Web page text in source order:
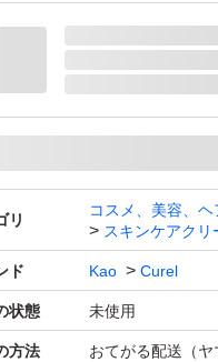
リ
コスメ、美容、ヘ
スキンケアクリ
ド Kao Curel
状態 未使用
方法 おてがる配送（ヤ